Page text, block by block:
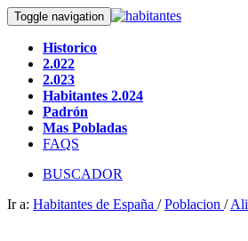
Toggle navigation
Historico
2.022
2.023
Habitantes 2.024
Padrón
Mas Pobladas
FAQS
BUSCADOR
Ir a: Habitantes de España /Poblacion /